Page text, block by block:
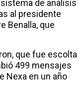
de análisis
al presidente
Benalla, que
que fue escolta
499 mensajes
Nexa en un año